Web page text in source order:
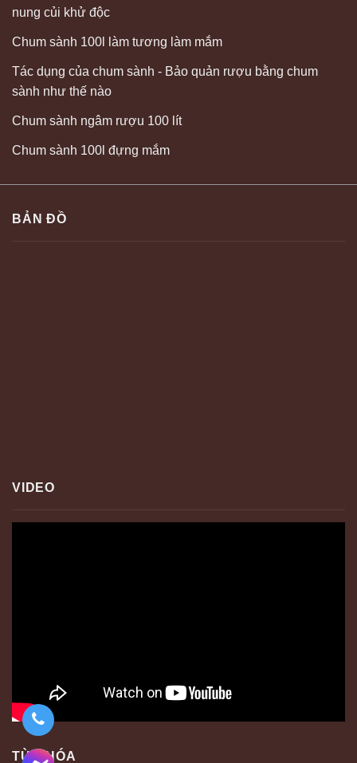
nung củi khử độc
Chum sành 100l làm tương làm mắm
Tác dụng của chum sành - Bảo quản rượu bằng chum
sành như thế nào
Chum sành ngâm rượu 100 lít
Chum sành 100l đựng mắm
BẢN ĐỒ
VIDEO
TỪ KHÓA